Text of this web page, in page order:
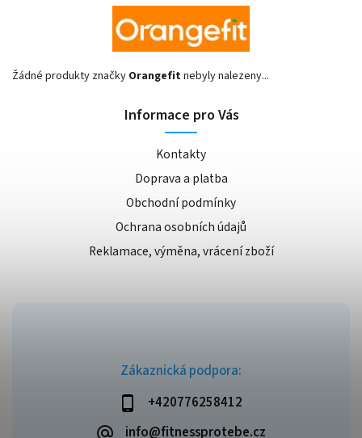
Žádné produkty značky Orangefitnebyly nalezeny...
Zákaznická podpora:
+420776258412
info@fitnessprotebe.cz
Informace pro Vás
Kontakty
Doprava a platba
Obchodní podmínky
Ochrana osobních údajů
Reklamace, výměna, vrácení zboží